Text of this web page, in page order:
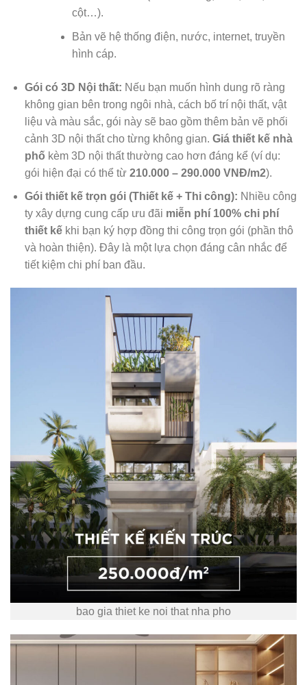
cột…).
Bản vẽ hệ thống điện, nước, internet, truyền
hình cáp.
Gói có 3D Nội thất: Nếu bạn muốn hình dung rõ ràng
không gian bên trong ngôi nhà, cách bố trí nội thất, vật
liệu và màu sắc, gói này sẽ bao gồm thêm bản vẽ phối
cảnh 3D nội thất cho từng không gian. Giá thiết kế nhà
phố kèm 3D nội thất thường cao hơn đáng kể (ví dụ:
gói hiện đại có thể từ 210.000 – 290.000 VNĐ/m2).
Gói thiết kế trọn gói (Thiết kế + Thi công): Nhiều công
ty xây dựng cung cấp ưu đãi miễn phí 100% chi phí
thiết kếkhi bạn ký hợp đồng thi công trọn gói (phần thô
và hoàn thiện). Đây là một lựa chọn đáng cân nhắc để
tiết kiệm chi phí ban đầu.
bao gia thiet ke noi that nha pho